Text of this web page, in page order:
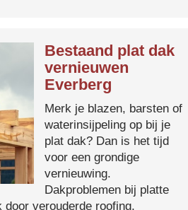
Bestaand plat dak
vernieuwen
Everberg
Merk je blazen, barsten of
waterinsijpeling op bij je
plat dak? Dan is het tijd
voor een grondige
vernieuwing.
Dakproblemen bij platte
verouderde roofing,